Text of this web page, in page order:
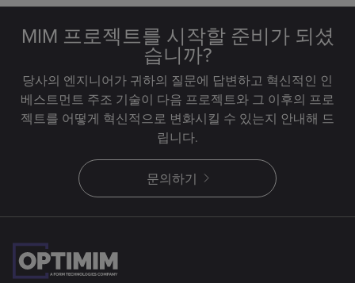
MIM 프로젝트를 시작할 준비가 되셨
습니까?
당사의 엔지니어가 귀하의 질문에 답변하고 혁신적인 인
베스트먼트 주조 기술이 다음 프로젝트와 그 이후의 프로
젝트를 어떻게 혁신적으로 변화시킬 수 있는지 안내해 드
립니다.
문의하기